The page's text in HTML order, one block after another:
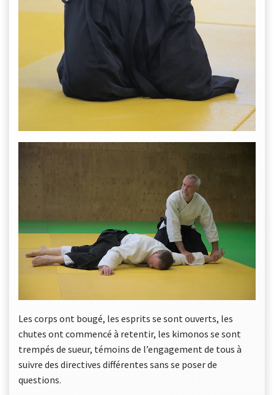
Les corps ont bougé, les esprits se sont ouverts, les
chutes ont commencé à retentir, les kimonos se sont
trempés de sueur, témoins de l’engagement de tous à
suivre des directives différentes sans se poser de
questions.